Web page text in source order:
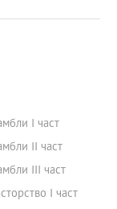
I част
II част
III част
I част